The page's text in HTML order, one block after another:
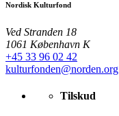
Nordisk Kulturfond
Ved Stranden 18
1061 København K
+45 33 96 02 42
kulturfonden@norden.org
Tilskud